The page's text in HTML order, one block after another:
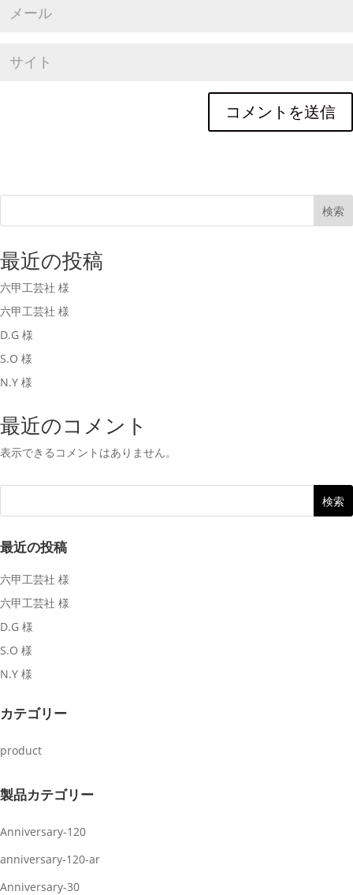
検索
最近の投稿
六甲工芸社 様
六甲工芸社 様
D.G 様
S.O 様
N.Y 様
最近のコメント
表示できるコメントはありません。
最近の投稿
六甲工芸社 様
六甲工芸社 様
D.G 様
S.O 様
N.Y 様
カテゴリー
product
製品カテゴリー
Anniversary-120
anniversary-120-ar
Anniversary-30